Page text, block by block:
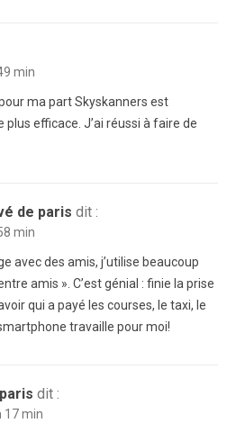
min
ma part Skyskanners est
efficace. J’ai réussi à faire de
de paris dit :
min
avec des amis, j’utilise beaucoup
amis ». C’est génial : finie la prise
qui a payé les courses, le taxi, le
travaille pour moi!
dit :
17 min